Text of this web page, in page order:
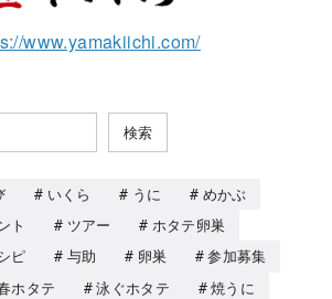
www.yamakiichi.com/
検索
いくら うに
めかぶ
ト ツアー
ホタテ卵巣
ピ 与助 卵巣
参加募集
ホタテ 泳ぐホタテ
焼うに